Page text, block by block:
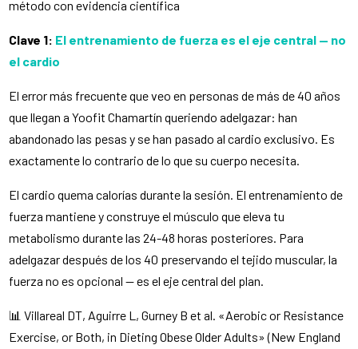
método con evidencia científica
Clave 1: El entrenamiento de fuerza es el eje central — no
el cardio
El error más frecuente que veo en personas de más de 40 años
que llegan a Yoofit Chamartín queriendo adelgazar: han
abandonado las pesas y se han pasado al cardio exclusivo. Es
exactamente lo contrario de lo que su cuerpo necesita.
El cardio quema calorías durante la sesión. El entrenamiento de
fuerza mantiene y construye el músculo que eleva tu
metabolismo durante las 24-48 horas posteriores. Para
adelgazar después de los 40 preservando el tejido muscular, la
fuerza no es opcional — es el eje central del plan.
📊 Villareal DT, Aguirre L, Gurney B et al. «Aerobic or Resistance
Exercise, or Both, in Dieting Obese Older Adults» (New England